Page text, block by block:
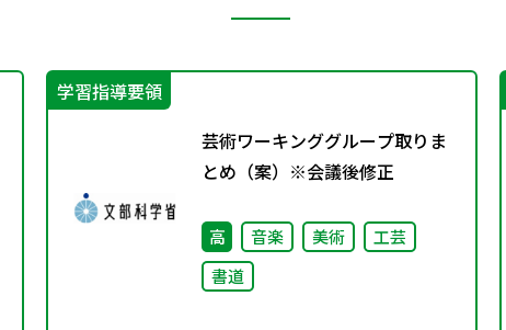
学習指導要領
芸術ワーキンググループ取りま
とめ（案）※会議後修正
高 音楽 美術
工芸
書道